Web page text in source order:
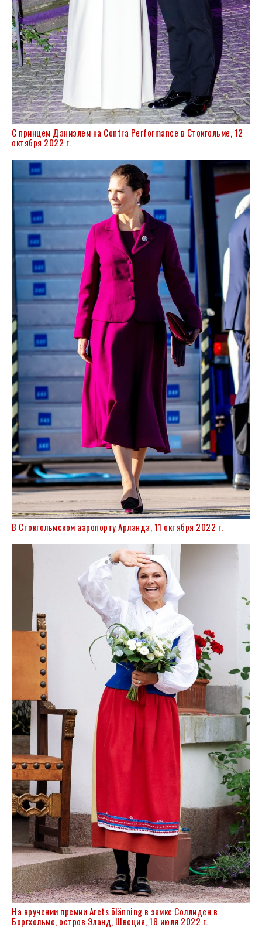
С принцем Даниэлем на Contra Performance в Стокгольме, 12
октября 2022 г.
В Стокгольмском аэропорту Арланда, 11 октября 2022 г.
На вручении премии Arets ölänning в замке Соллиден в
Боргхольме, остров Эланд, Швеция, 18 июля 2022 г.